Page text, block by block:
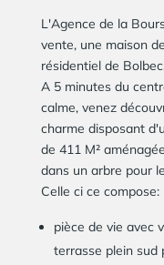
L'Agence de la
vente, une maison
résidentiel de
A 5 minutes du
calme, venez
charme disposant
de 411 M²
dans un arbre pour
Celle ci ce compose:
pièce de vie avec
terrasse plein sud